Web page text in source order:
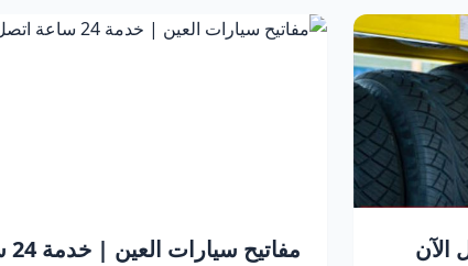
مفاتيح سيارات العين | خدمة 24 ساعة اتصل الآن